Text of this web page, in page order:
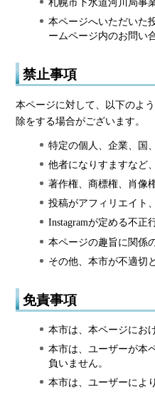
本ページへいただいた
ームページ内のお問い
禁止事項
本ページに対して、以下のよ
除をする場合がございます。
特定の個人、企業、国
他者になりすますなど
著作権、商標権、肖像
投稿がアフィリエイト
Instagramが定める不正
本ページの趣旨に関係
その他、本市が不適切
免責事項
本市は、本ページにお
本市は、ユーザーが本
負いません。
本市は、ユーザーによ